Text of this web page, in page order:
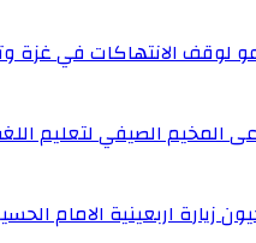
لوقف الانتهاكات في غزة
المخيم الصيفي لتعليم
زيارة اربعينية الامام